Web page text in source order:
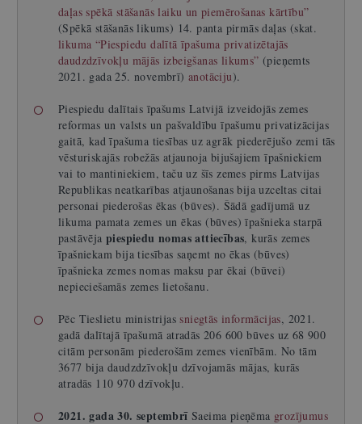
daļas spēkā stāšanās laiku un piemērošanas kārtību”
(Spēkā stāšanās likums) 14. panta pirmās daļas (skat.
likuma “Piespiedu dalītā īpašuma privatizētajās
daudzdzīvokļu mājās izbeigšanas likums” (pieņemts
2021. gada 25. novembrī) anotāciju).
Piespiedu dalītais īpašums Latvijā izveidojās zemes
reformas un valsts un pašvaldību īpašumu privatizācijas
gaitā, kad īpašuma tiesības uz agrāk piederējušo zemi tās
vēsturiskajās robežās atjaunoja bijušajiem īpašniekiem
vai to mantiniekiem, taču uz šīs zemes pirms Latvijas
Republikas neatkarības atjaunošanas bija uzceltas citai
personai piederošas ēkas (būves). Šādā gadījumā uz
likuma pamata zemes un ēkas (būves) īpašnieka starpā
pastāvējapiespiedu nomas attiecības, kurās zemes
īpašniekam bija tiesības saņemt no ēkas (būves)
īpašnieka zemes nomas maksu par ēkai (būvei)
nepieciešamās zemes lietošanu.
Pēc Tieslietu ministrijassniegtās informācijas, 2021.
gadā dalītajā īpašumā atradās 206 600 būves uz 68 900
citām personām piederošām zemes vienībām. No tām
3677 bija daudzdzīvokļu dzīvojamās mājas, kurās
atradās 110 970 dzīvokļu.
2021. gada 30. septembrī Saeima pieņēma grozījumus